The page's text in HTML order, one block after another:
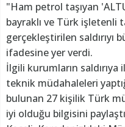
"Ham petrol taşıyan
bayraklı ve Türk işletenli
gerçekleştirilen saldırıyı
ifadesine yer verdi.
İlgili kurumların
teknik müdahaleleri
bulunan 27 kişilik Türk
iyi olduğu bilgisini